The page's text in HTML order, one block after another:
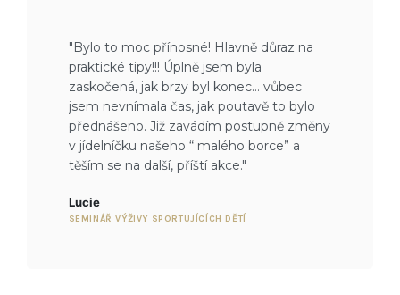
"Bylo to moc přínosné! Hlavně důraz na
praktické tipy!!! Úplně jsem byla
zaskočená, jak brzy byl konec… vůbec
jsem nevnímala čas, jak poutavě to bylo
přednášeno. Již zavádím postupně změny
v jídelníčku našeho “ malého borce” a
těším se na další, příští akce."
Lucie
SEMINÁŘ VÝŽIVY SPORTUJÍCÍCH DĚTÍ